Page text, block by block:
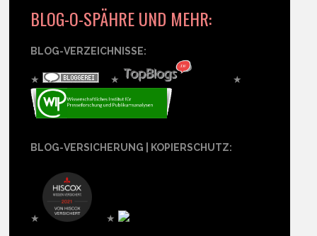
BLOG-O-SPÄHRE UND MEHR:
BLOG-VERZEICHNISSE:
★ ★ ★
BLOG-VERSICHERUNG | KOPIERSCHUTZ:
★ ★